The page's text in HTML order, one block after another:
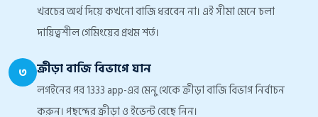
খরচের অর্থ দিয়ে কখনো বাজি ধরবেন না। এই সীমা মেনে চলা
দায়িত্বশীল গেমিংয়ের প্রথম শর্ত।
৩ ক্রীড়া বাজি বিভাগে যান
লগইনের পর 1333 app-এর মেনু থেকে ক্রীড়া বাজি বিভাগ নির্বাচন
করুন। পছন্দের ক্রীড়া ও ইভেন্ট বেছে নিন।